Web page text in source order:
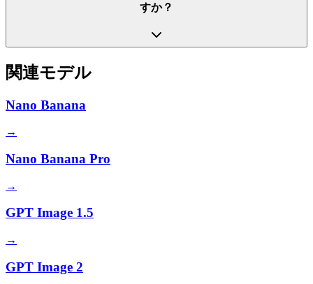
すか？
関連モデル
Nano Banana
→
Nano Banana Pro
→
GPT Image 1.5
→
GPT Image 2